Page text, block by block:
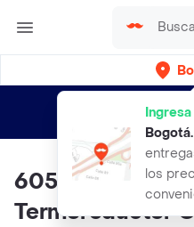
Bogotá.
los
envíos gratis
6054-body
Termoreductor